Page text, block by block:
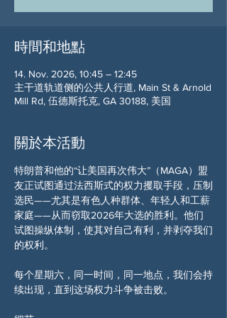
時間和地點
14. Nov. 2026, 10:45 – 12:45
主干道轨道侧的公共人行道, Main St & Arnold
Mill Rd, 伍德斯托克, GA 30188, 美国
關於本活動
特朗普和他的“让美国再次伟大”（MAGA）盟
友正试图通过法西斯式的权力攫取手段，压制
选民——尤其是有色人种群体、年轻人和工薪
家庭——从而窃取2026年大选的胜利。他们
试图操纵体制，使其对自己有利，并剥夺我们
的权利。
每个星期六，同一时间，同一地点，我们会持
续出现，直到这场权力斗争被击败。